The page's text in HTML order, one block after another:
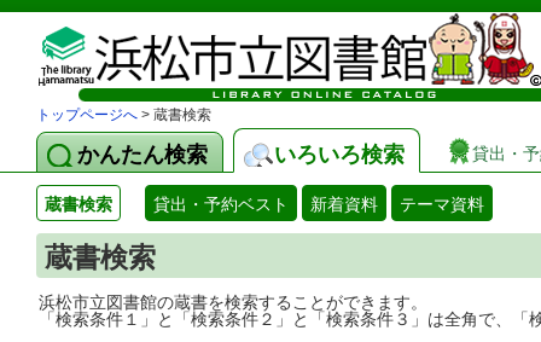
トップページへ > 蔵書検索
かんたん検索 いろいろ検索 貸出・
蔵書検索 貸出・予約ベスト 新着資料 テーマ資料
蔵書検索
浜松市立図書館の蔵書を検索することができます。
「検索条件１」と「検索条件２」と「検索条件３」は全角で、